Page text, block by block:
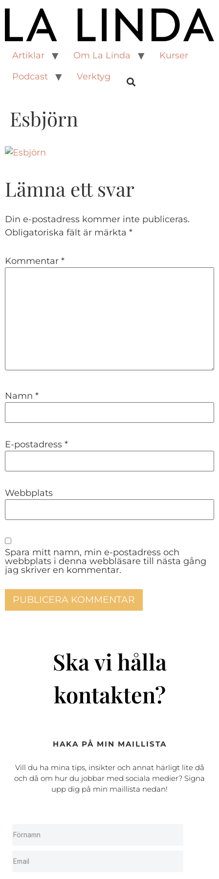
Artiklar Om La Linda
Kurser
Podcast
Verktyg
Esbjörn
Lämna ett svar
Din e-postadress kommer inte publiceras.
Obligatoriska fält är märkta *
Kommentar *
Namn *
E-postadress *
Webbplats
Spara mitt namn, min e-postadress och
webbplats i denna webbläsare till nästa gång
jag skriver en kommentar.
Ska vi hålla
kontakten?
HAKA PÅ MIN MAILLISTA
Vill du ha mina tips, insikter och annat härligt lite då
och då om hur du jobbar med sociala medier? Signa
upp dig på min maillista nedan!